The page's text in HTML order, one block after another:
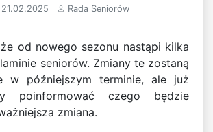
Rada Seniorów
od nowego sezonu nastąpi kilka
seniorów. Zmiany te zostaną
w późniejszym terminie, ale już
poinformować czego będzie
zmiana.